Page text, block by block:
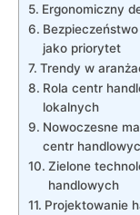
Ergonomiczny
jako ‌priorytet
Trendy⁤ w
Rola centr
lokalnych
Nowoczesne⁢
centr
Zielone
handlowych
Projektowanie